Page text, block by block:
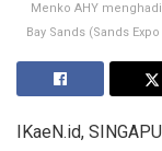
Menko AHY
Bay Sands (Sands
IKaeN.id,